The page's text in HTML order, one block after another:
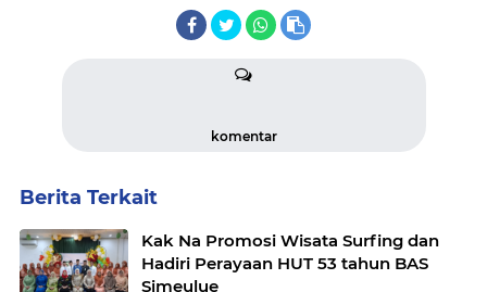
komentar
Berita Terkait
Kak Na Promosi Wisata Surfing dan
Hadiri Perayaan HUT 53 tahun BAS
Simeulue